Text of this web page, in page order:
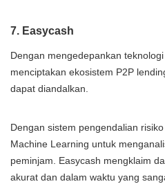
7. Easycash
Dengan mengedepankan
menciptakan ekosistem P2P
dapat diandalkan.
Dengan sistem pengendalian
Machine Learning untuk
peminjam. Easycash mengklaim
akurat dan dalam waktu yang